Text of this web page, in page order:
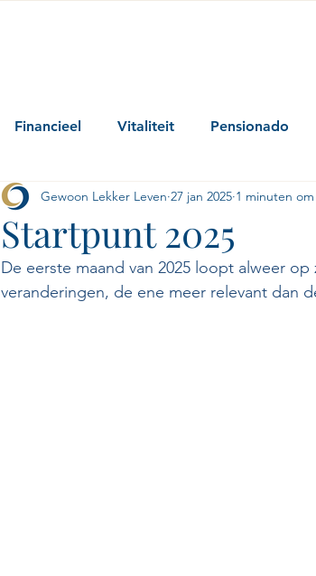
Financieel Vitaliteit Pensionado
Startpunt 2025
Gewoon Lekker Leven 27 jan 2025 1 minuten
De eerste maand van 2025 loopt alweer
veranderingen, de ene meer relevant dan